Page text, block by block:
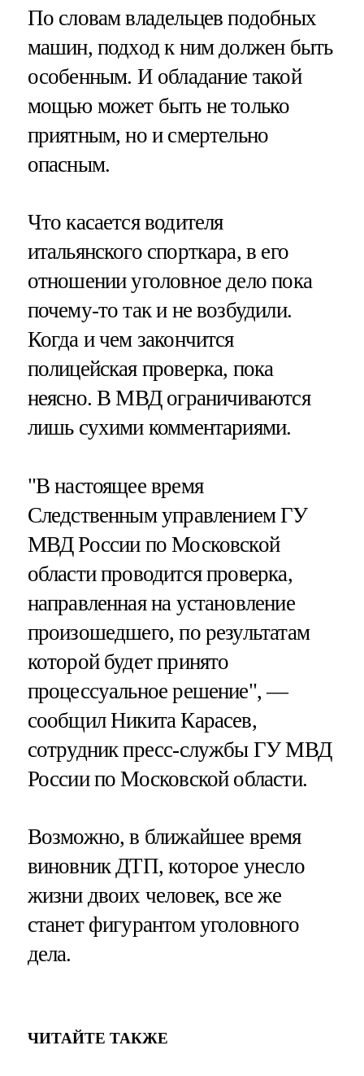
По словам владельцев подобных
машин, подход к ним должен быть
особенным. И обладание такой
мощью может быть не только
приятным, но и смертельно
опасным.
Что касается водителя
итальянского спорткара, в его
отношении уголовное дело пока
почему-то так и не возбудили.
Когда и чем закончится
полицейская проверка, пока
неясно. В МВД ограничиваются
лишь сухими комментариями.
"В настоящее время
Следственным управлением ГУ
МВД России по Московской
области проводится проверка,
направленная на установление
произошедшего, по результатам
которой будет принято
процессуальное решение", —
сообщил Никита Карасев,
сотрудник пресс-службы ГУ МВД
России по Московской области.
Возможно, в ближайшее время
виновник ДТП, которое унесло
жизни двоих человек, все же
станет фигурантом уголовного
дела.
ЧИТАЙТЕ ТАКЖЕ